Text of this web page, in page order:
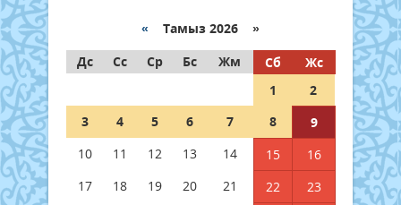
« Тамыз 2026 »
Дс
Сс Ср Бс Жм Сб
Жс
1
2
3
4 5 6 7 8
9
10
11 12 13 14 15
16
17
18 19 20 21 22
23